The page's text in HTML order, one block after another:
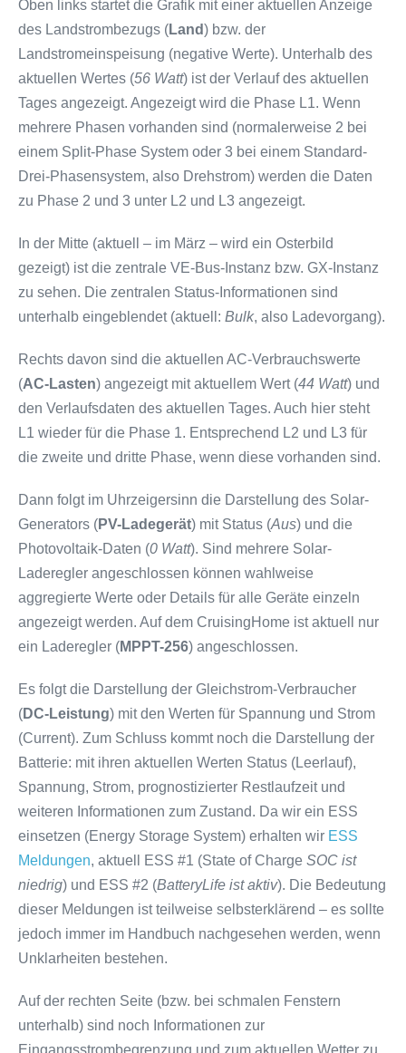
Oben links startet die Grafik mit einer aktuellen Anzeige
des Landstrombezugs (Land) bzw. der
Landstromeinspeisung (negative Werte). Unterhalb des
aktuellen Wertes (56 Watt) ist der Verlauf des aktuellen
Tages angezeigt. Angezeigt wird die Phase L1. Wenn
mehrere Phasen vorhanden sind (normalerweise 2 bei
einem Split-Phase System oder 3 bei einem Standard-
Drei-Phasensystem, also Drehstrom) werden die Daten
zu Phase 2 und 3 unter L2 und L3 angezeigt.
In der Mitte (aktuell – im März – wird ein Osterbild
gezeigt) ist die zentrale VE-Bus-Instanz bzw. GX-Instanz
zu sehen. Die zentralen Status-Informationen sind
unterhalb eingeblendet (aktuell: Bulk, also Ladevorgang).
Rechts davon sind die aktuellen AC-Verbrauchswerte
(AC-Lasten) angezeigt mit aktuellem Wert (44 Watt) und
den Verlaufsdaten des aktuellen Tages. Auch hier steht
L1 wieder für die Phase 1. Entsprechend L2 und L3 für
die zweite und dritte Phase, wenn diese vorhanden sind.
Dann folgt im Uhrzeigersinn die Darstellung des Solar-
Generators (PV-Ladegerät) mit Status (Aus) und die
Photovoltaik-Daten (0 Watt). Sind mehrere Solar-
Laderegler angeschlossen können wahlweise
aggregierte Werte oder Details für alle Geräte einzeln
angezeigt werden. Auf dem CruisingHome ist aktuell nur
ein Laderegler (MPPT-256) angeschlossen.
Es folgt die Darstellung der Gleichstrom-Verbraucher
(DC-Leistung) mit den Werten für Spannung und Strom
(Current). Zum Schluss kommt noch die Darstellung der
Batterie: mit ihren aktuellen Werten Status (Leerlauf),
Spannung, Strom, prognostizierter Restlaufzeit und
weiteren Informationen zum Zustand. Da wir ein ESS
einsetzen (Energy Storage System) erhalten wir ESS
Meldungen, aktuell ESS #1 (State of Charge SOC ist
niedrig) und ESS #2 (BatteryLife ist aktiv). Die Bedeutung
dieser Meldungen ist teilweise selbsterklärend – es sollte
jedoch immer im Handbuch nachgesehen werden, wenn
Unklarheiten bestehen.
Auf der rechten Seite (bzw. bei schmalen Fenstern
unterhalb) sind noch Informationen zur
Eingangsstrombegrenzung und zum aktuellen Wetter zu